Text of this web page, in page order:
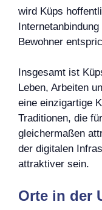
wird Küps
Bewohner
Insgesamt ist
Leben, Arbeiten
eine einzigartige
Traditionen, die
gleichermaßen
der digitalen
attraktiver sein.
Orte in der